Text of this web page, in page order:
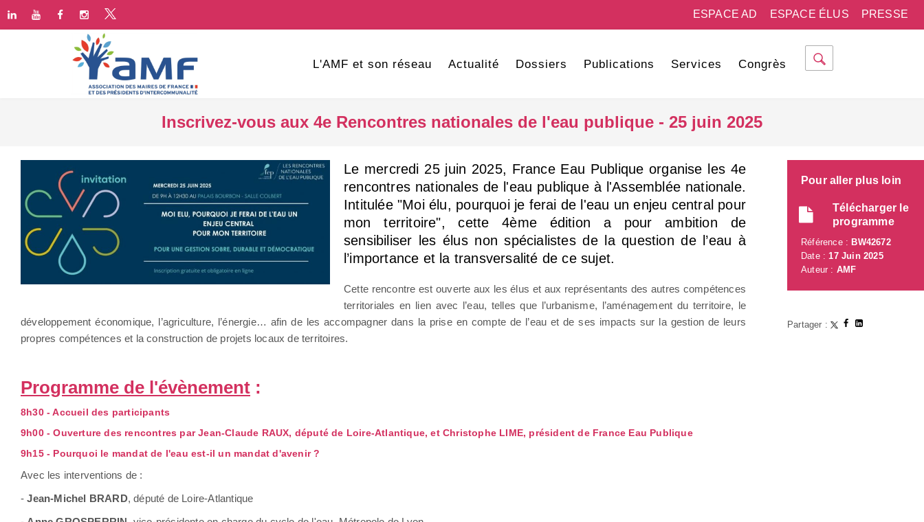
PRESSE
ESPACE ÉLUS
ESPACE AD
L'AMF et son réseau Actualité Dossiers Publications Services Congrès
Inscrivez-vous aux 4e Rencontres nationales de l'eau publique - 25 juin 2025
Le mercredi 25 juin 2025, France Eau Publique organise les 4e
rencontres nationales de l'eau publique à l'Assemblée nationale.
Intitulée "Moi élu, pourquoi je ferai de l'eau un enjeu central pour
mon territoire", cette 4ème édition a pour ambition de
sensibiliser les élus non spécialistes de la question de l’eau à
l’importance et la transversalité de ce sujet.
Cette rencontre est ouverte aux les élus et aux représentants des autres compétences
territoriales en lien avec l’eau, telles que l’urbanisme, l’aménagement du territoire, le
développement économique, l’agriculture, l’énergie… afin de les accompagner dans la prise en compte de l’eau et de ses impacts sur la gestion de leurs
propres compétences et la construction de projets locaux de territoires.
Programme de l'évènement :
8h30 - Accueil des participants
9h00 - Ouverture des rencontres par Jean-Claude RAUX, député de Loire-Atlantique, et Christophe LIME, président de France Eau Publique
9h15 - Pourquoi le mandat de l'eau est-il un mandat d'avenir ?
Avec les interventions de :
-Jean-Michel BRARD, député de Loire-Atlantique
Pour aller plus loin
Télécharger le
programme
Référence : BW42672
Date :17 Juin 2025
Auteur : AMF
Partager :